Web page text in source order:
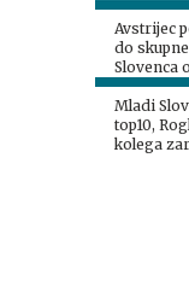
Avstrijec
do
Slovenca
Mladi
top10,
kolega